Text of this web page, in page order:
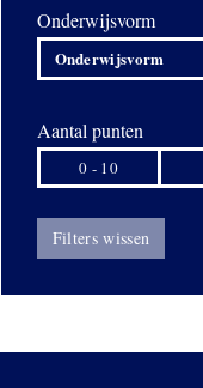
Onderwijsvorm
Onderwijsvorm
Aantal punten
0 - 10
Filters wissen